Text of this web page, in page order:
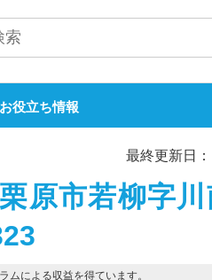
お役立ち情報
最終更新日
原市若柳字川
による収益を得ています。